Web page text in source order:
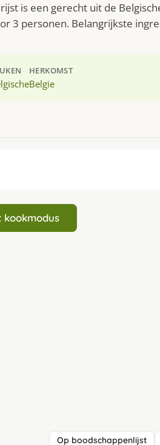
is een gerecht uit de
3 personen. Belangrijkste
HERKOMST
Belgie
kookmodus
Op boodschappenlijst